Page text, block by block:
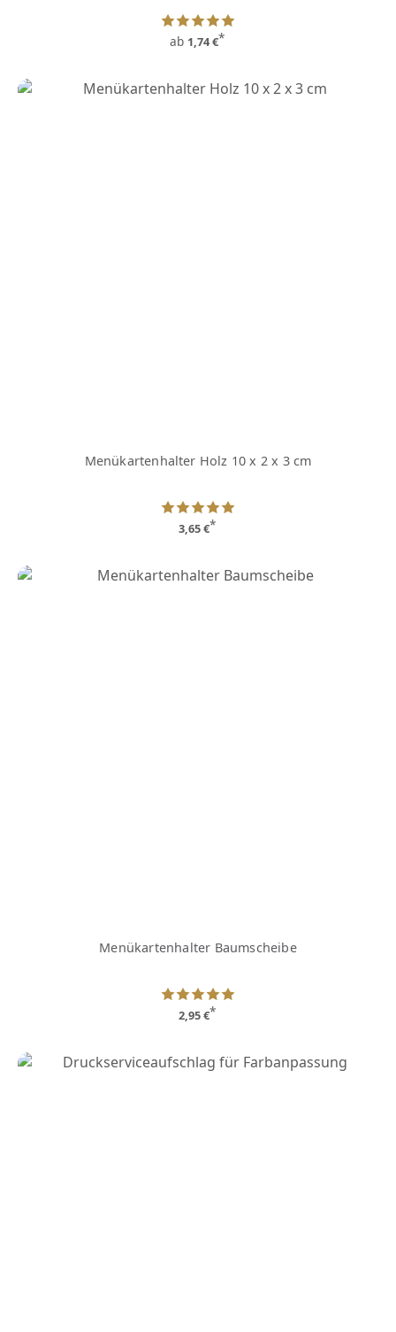
ab 1,74 €*
Menükartenhalter Holz 10 x 2 x 3 cm
3,65 €*
Menükartenhalter Baumscheibe
2,95 €*